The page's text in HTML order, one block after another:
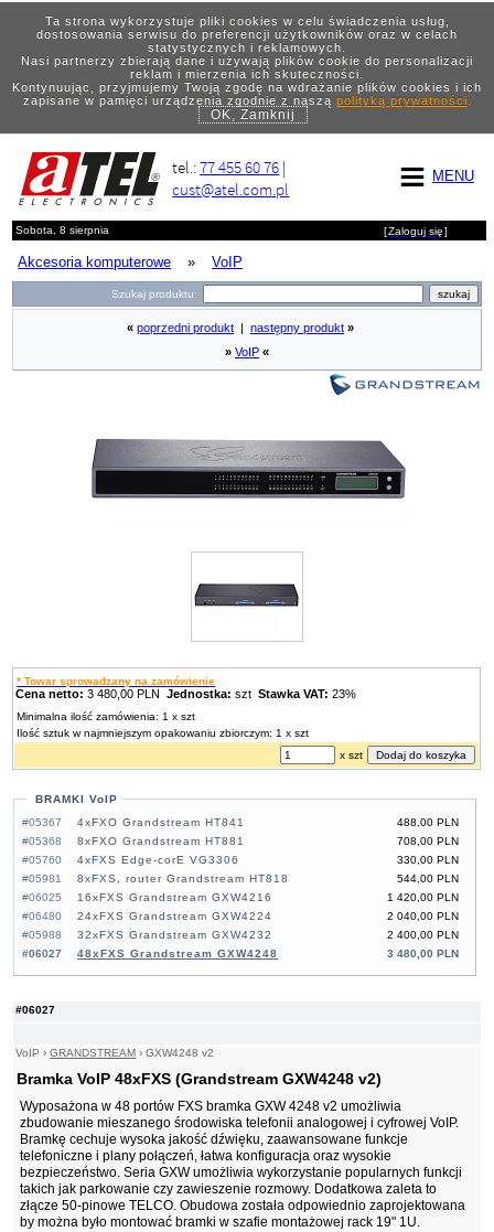
Ta strona wykorzystuje pliki cookies w celu świadczenia usług,
dostosowania serwisu do preferencji użytkowników oraz w celach
statystycznych i reklamowych.
Nasi partnerzy zbierają dane i używają plików cookie do personalizacji
reklam i mierzenia ich skuteczności.
Kontynuując, przyjmujemy Twoją zgodę na wdrażanie plików cookies i ich
zapisane w pamięci urządzenia zgodnie z naszą polityką prywatności.
OK, Zamknij
MENU
tel.:77 455 60 76 |
cust@atel.com.pl
Sobota, 8 sierpnia [Zaloguj się]
Akcesoria komputerowe » VoIP
Szukaj produktu:
#06027
VoIP ›GRANDSTREAM ›GXW4248 v2
Bramka VoIP 48xFXS (Grandstream GXW4248 v2)
Wyposażona w 48 portów FXS bramka GXW 4248 v2 umożliwia
zbudowanie mieszanego środowiska telefonii analogowej i cyfrowej VoIP.
Bramkę cechuje wysoka jakość dźwięku, zaawansowane funkcje
telefoniczne i plany połączeń, łatwa konfiguracja oraz wysokie
bezpieczeństwo. Seria GXW umożliwia wykorzystanie popularnych funkcji
takich jak parkowanie czy zawieszenie rozmowy. Dodatkowa zaleta to
złącze 50-pinowe TELCO. Obudowa została odpowiednio zaprojektowana
by można było montować bramki w szafie montażowej rack 19" 1U.
« poprzedni produkt następny produkt »
» VoIP «
* Towar sprowadzany na zamówienie
Cena netto: 3 480,00 PLNJednostka: sztStawka VAT: 23%
Minimalna ilość zamówienia: 1 x szt
Ilość sztuk w najmniejszym opakowaniu zbiorczym: 1 x szt
x szt
BRAMKI VoIP
#05367
488,00 PLN
4xFXO Grandstream HT841
#05368
708,00 PLN
8xFXO Grandstream HT881
#05760
330,00 PLN
4xFXS Edge-corE VG3306
#05981
544,00 PLN
8xFXS, router Grandstream HT818
#06025
1 420,00 PLN
16xFXS Grandstream GXW4216
#06480
2 040,00 PLN
24xFXS Grandstream GXW4224
#05988
2 400,00 PLN
32xFXS Grandstream GXW4232
#06027
3 480,00 PLN
48xFXS Grandstream GXW4248